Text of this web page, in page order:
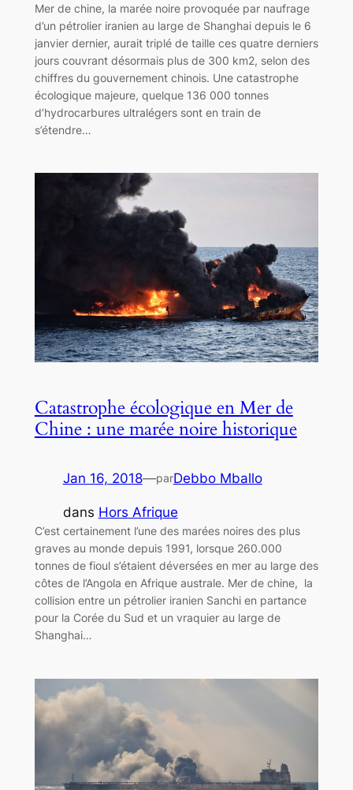
Mer de chine, la marée noire provoquée par naufrage
d’un pétrolier iranien au large de Shanghai depuis le 6
janvier dernier, aurait triplé de taille ces quatre derniers
jours couvrant désormais plus de 300 km2, selon des
chiffres du gouvernement chinois. Une catastrophe
écologique majeure, quelque 136 000 tonnes
d’hydrocarbures ultralégers sont en train de
s’étendre…
Catastrophe écologique en Mer de
Chine : une marée noire historique
Jan 16, 2018—parDebbo Mballo
dans Hors Afrique
C’est certainement l’une des marées noires des plus
graves au monde depuis 1991, lorsque 260.000
tonnes de fioul s’étaient déversées en mer au large des
côtes de l’Angola en Afrique australe. Mer de chine, la
collision entre un pétrolier iranien Sanchi en partance
pour la Corée du Sud et un vraquier au large de
Shanghai…